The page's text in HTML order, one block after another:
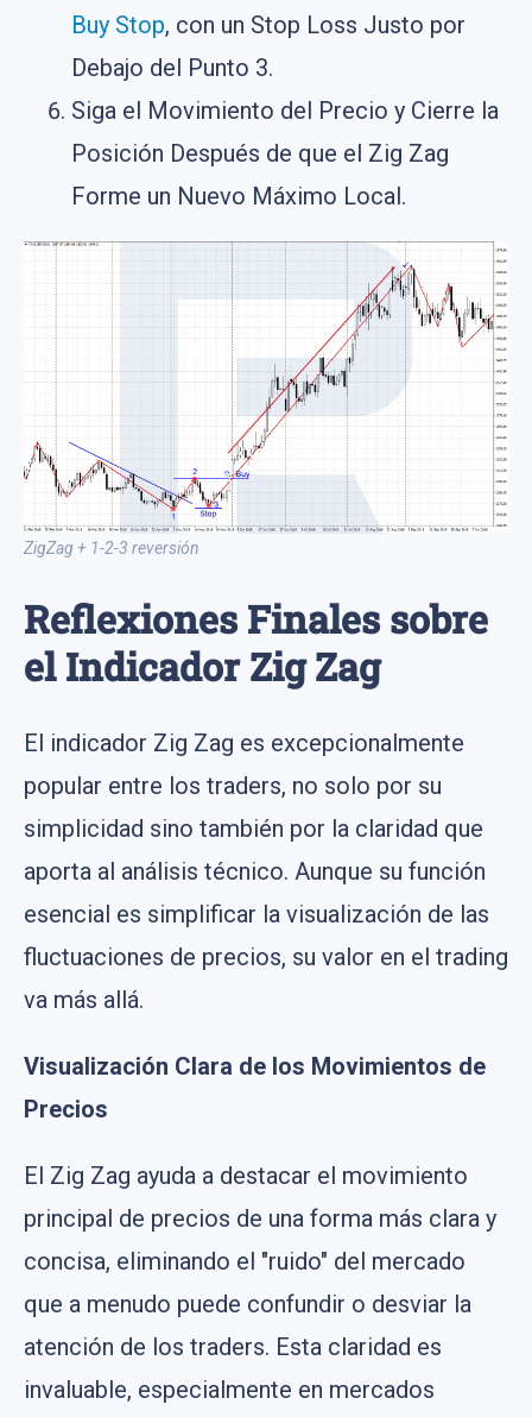
Buy Stop, con un Stop Loss Justo por
Debajo del Punto 3.
Siga el Movimiento del Precio y Cierre la
Posición Después de que el Zig Zag
Forme un Nuevo Máximo Local.
ZigZag + 1-2-3 reversión
Reflexiones Finales sobre
el Indicador Zig Zag
El indicador Zig Zag es excepcionalmente
popular entre los traders, no solo por su
simplicidad sino también por la claridad que
aporta al análisis técnico. Aunque su función
esencial es simplificar la visualización de las
fluctuaciones de precios, su valor en el trading
va más allá.
Visualización Clara de los Movimientos de
Precios
El Zig Zag ayuda a destacar el movimiento
principal de precios de una forma más clara y
concisa, eliminando el "ruido" del mercado
que a menudo puede confundir o desviar la
atención de los traders. Esta claridad es
invaluable, especialmente en mercados